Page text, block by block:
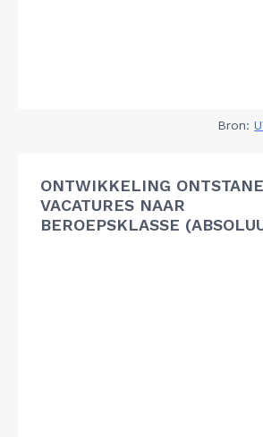
Bron:
ONTWIKKELING ONTSTANE
VACATURES NAAR
BEROEPSKLASSE